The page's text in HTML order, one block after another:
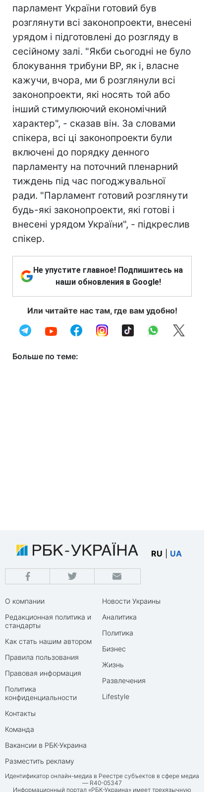
парламент України готовий був
розглянути всі законопроекти, внесені
урядом і підготовлені до розгляду в
сесійному залі. "Якби сьогодні не було
блокування трибуни ВР, як і, власне
кажучи, вчора, ми б розглянули всі
законопроекти, які носять той або
інший стимулюючий економічний
характер", - сказав він. За словами
спікера, всі ці законопроекти були
включені до порядку денного
парламенту на поточний пленарний
тиждень під час погоджувальної
ради. "Парламент готовий розглянути
будь-які законопроекти, які готові і
внесені урядом України", - підкреслив
спікер.
Не упустите главное! Подпишитесь на
наши обновления в Google!
Или читайте нас там, где вам удобно!
Больше по теме:
RU UA
О компании
Редакционная политика и
стандарты
Как стать нашим автором
Правила пользования
Правовая информация
Политика
конфиденциальности
Контакты
Команда
Вакансии в РБК-Украина
Разместить рекламу
Новости Украины
Аналитика
Политика
Бизнес
Жизнь
Развлечения
Lifestyle
Идентификатор онлайн-медиа в Реестре субъектов в сфере медиа
— R40-05347
Информационный портал «РБК-Украина» имеет трехязычную